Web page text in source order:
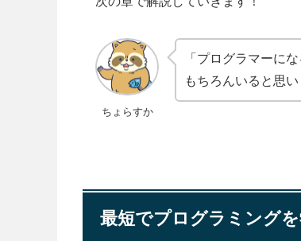
だってプログラミングを学んでから
学ぶモチベーションを保つのはす